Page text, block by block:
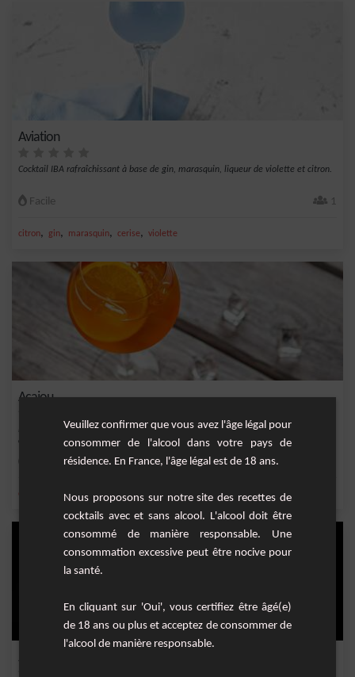
Aviation
Cocktail IBA rafraîchissant à base de gin, marasquin, liqueur de violette et citron.
Facile 1
citron, gin, marasquin, cerise, violette
Acajou
Le grand Marnier lui donne un goût unique et délicieux, tandis que les agrumes
ajoutent...
citron orange,jus de citron vert ,jus d'orange,gin
John's framboise
Veuillez confirmer que vous avez l'âge légal pour
consommer de l'alcool dans votre pays de
résidence. En France, l'âge légal est de 18 ans.
Nous proposons sur notre site des recettes de
cocktails avec et sans alcool. L'alcool doit être
consommé de manière responsable. Une
consommation excessive peut être nocive pour
la santé.
En cliquant sur 'Oui', vous certifiez être âgé(e)
de 18 ans ou plus et acceptez de consommer de
l'alcool de manière responsable.